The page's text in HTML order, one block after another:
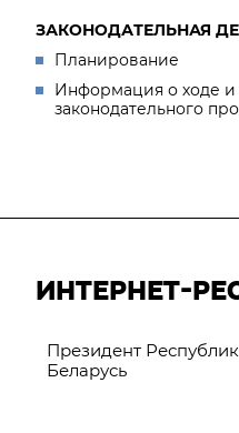
ЗАКОНОДАТЕЛЬНАЯ
Планирование
Информация о ходе и
законодательного
ИНТЕРНЕТ-
Президент
Беларусь